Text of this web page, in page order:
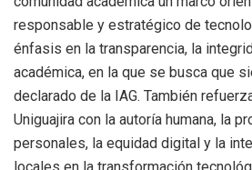
responsable y estratégico de
énfasis en la transparencia, la
académica, en la que se busca que
declarado de la IAG. También
Uniguajira con la autoría humana, la
personales, la equidad digital y la